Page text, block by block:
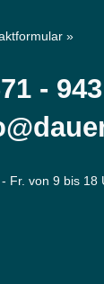
»
-
Fr. von 9 bis 18